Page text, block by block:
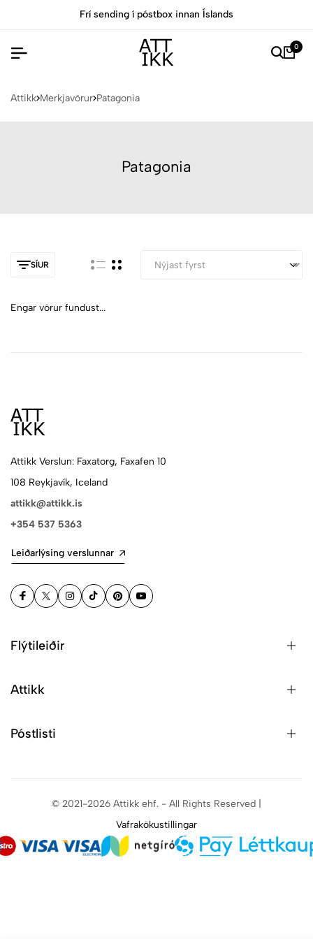
Frí sending í póstbox innan Íslands
0
Attikk Merkjavörur Patagonia
Patagonia
SÍUR
Engar vörur fundust...
Attikk Verslun: Faxatorg, Faxafen 10
108 Reykjavík, Iceland
attikk@attikk.is
+354 537 5363
Leiðarlýsing verslunnar
Flýtileiðir
Attikk
Póstlisti
© 2021-2026 Attikk ehf. - All Rights Reserved |
Vafrakökustillingar